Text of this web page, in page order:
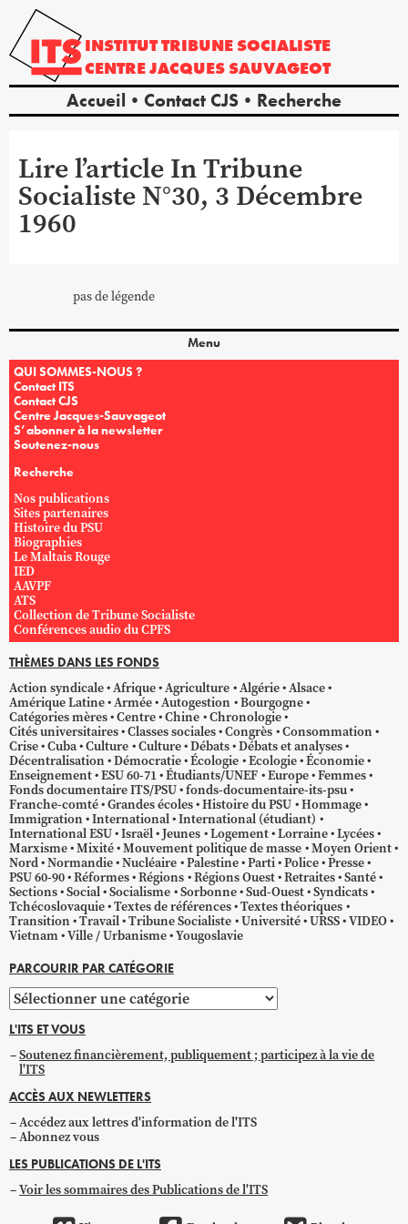
INSTITUTTRIBUNE SOCIALISTE
CENTREJACQUES SAUVAGEOT
Accueil Contact CJS Recherche
Lire l’article In Tribune
Socialiste N°30, 3 Décembre
1960
pas de légende
Menu
QUI SOMMES-NOUS ?
Contact ITS
Contact CJS
Centre Jacques-Sauvageot
S’abonner à la newsletter
Soutenez-nous
Recherche
Nos publications
Sites partenaires
Histoire du PSU
Biographies
Le Maltais Rouge
IED
AAVPF
ATS
Collection de Tribune Socialiste
Conférences audio du CPFS
THÈMES DANS LES FONDS
Action syndicale Afrique Agriculture Algérie Alsace
Amérique Latine Armée Autogestion
Bourgogne
Catégories mères Centre Chine Chronologie
Cités universitaires Classes sociales Congrès Consommation
Crise Cuba Culture Culture Débats Débats et analyses
Décentralisation Démocratie Écologie Ecologie Économie
Enseignement ESU 60-71 Étudiants/UNEF Europe Femmes
Fonds documentaire ITS/PSU fonds-documentaire-its-psu
Franche-comté Grandes écoles Histoire du PSU Hommage
Immigration International International (étudiant)
International ESU Israël Jeunes Logement Lorraine Lycées
Marxisme Mixité Mouvement politique de masse Moyen Orient
Nord Normandie Nucléaire Palestine Parti Police Presse
PSU 60-90 Réformes Régions Régions Ouest Retraites Santé
Sections Social Socialisme Sorbonne Sud-Ouest Syndicats
Tchécoslovaquie Textes de références Textes théoriques
Transition Travail Tribune Socialiste Université URSS VIDEO
Vietnam Ville / Urbanisme Yougoslavie
PARCOURIR PAR CATÉGORIE
Parcourir
par
catégorie
L'ITS ET VOUS
Soutenez financièrement, publiquement ; participez à la vie de
l'ITS
ACCÈS AUX NEWLETTERS
Accédez aux lettres d'information de l'ITS
Abonnez vous
LES PUBLICATIONS DE L'ITS
Voir les sommaires des Publications de l'ITS